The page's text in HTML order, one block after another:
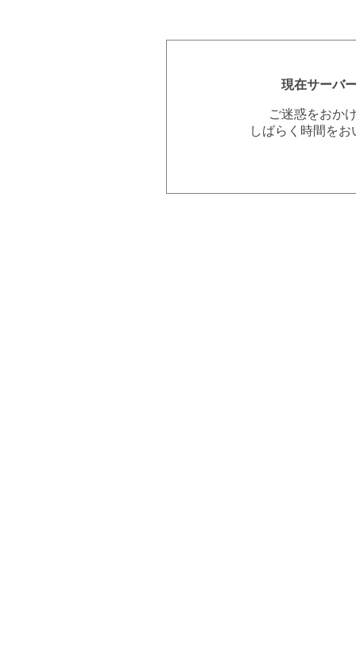
現在サーバ
ご迷惑をおか
しばらく時間を